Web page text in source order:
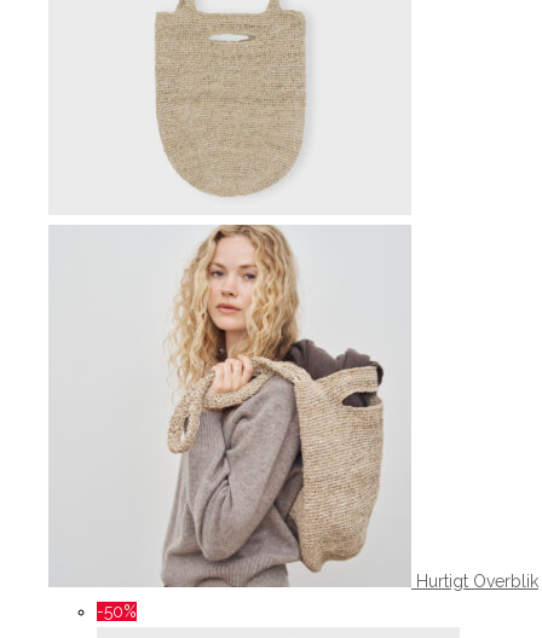
Hurtigt Overblik
-50%